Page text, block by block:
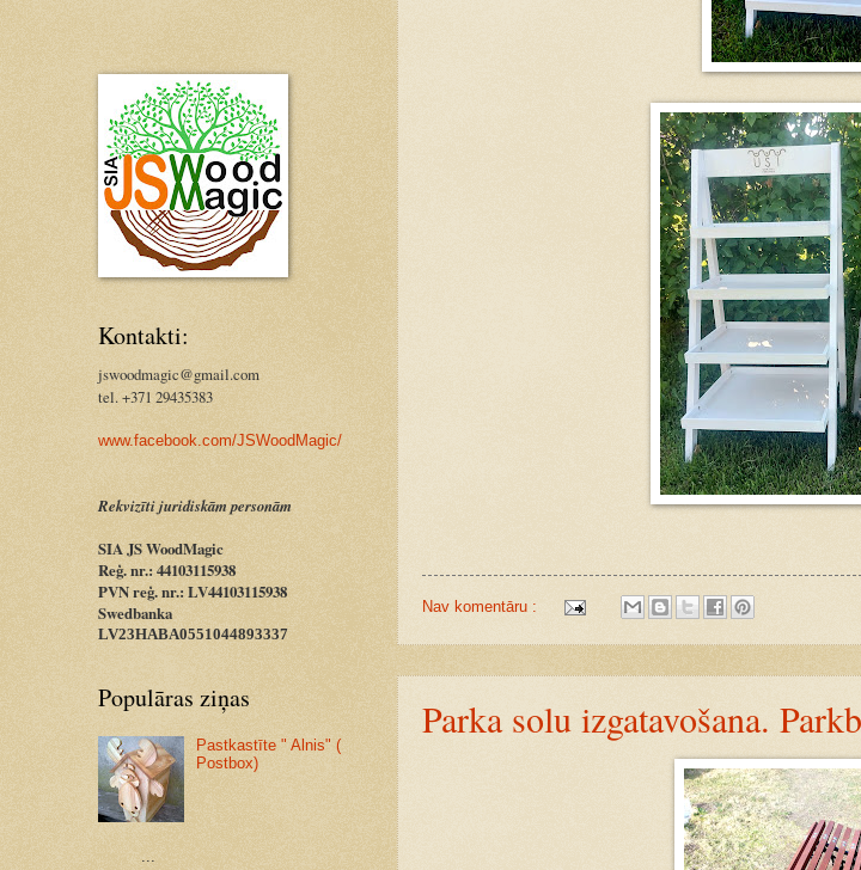
Nav komentāru :
Parka solu izgatavošana.
Kontakti:
jswoodmagic@gmail.com
tel. +371 29435383
www.facebook.com/JSWoodMagic/
Rekvizīti juridiskām personām
SIA JS WoodMagic
Reģ. nr.: 44103115938
PVN reģ. nr.: LV44103115938
Swedbanka
LV23HABA0551044893337
Populāras ziņas
Pastkastīte " Alnis" (
Postbox)